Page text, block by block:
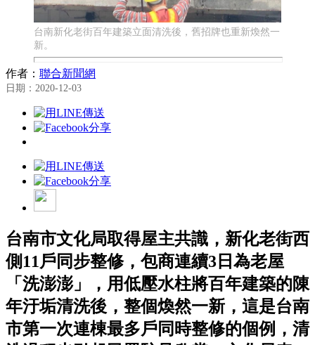
台南新化老街百年建築立面清洗後，舊招牌也重新煥然一
新。
作者： 聯合新聞網
日期：2020-12-03
台南市文化局取得屋主共識，新化老街西
側11戶同步整修，包商連續3日為老屋
「洗澎澎」，用低壓水柱將百年建築的陳
年汙垢清洗後，整個煥然一新，這是台南
市第一次連棟最多戶同時整修的個例，清